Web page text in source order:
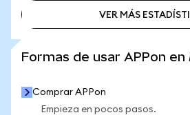
VER MÁS
Formas de usar APPon en
Comprar APPon
Empieza en pocos pasos.